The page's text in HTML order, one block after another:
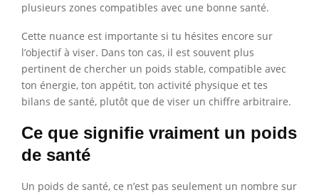
plusieurs zones compatibles avec une bonne santé.
Cette nuance est importante si tu hésites encore sur
l’objectif à viser. Dans ton cas, il est souvent plus
pertinent de chercher un poids stable, compatible avec
ton énergie, ton appétit, ton activité physique et tes
bilans de santé, plutôt que de viser un chiffre arbitraire.
Ce que signifie vraiment un poids
de santé
Un poids de santé, ce n’est pas seulement un nombre sur